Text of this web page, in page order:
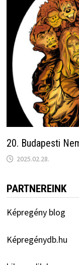
20. Budapesti
2025.02.28.
PARTNEREINK
Képregény blog
Képregénydb.hu